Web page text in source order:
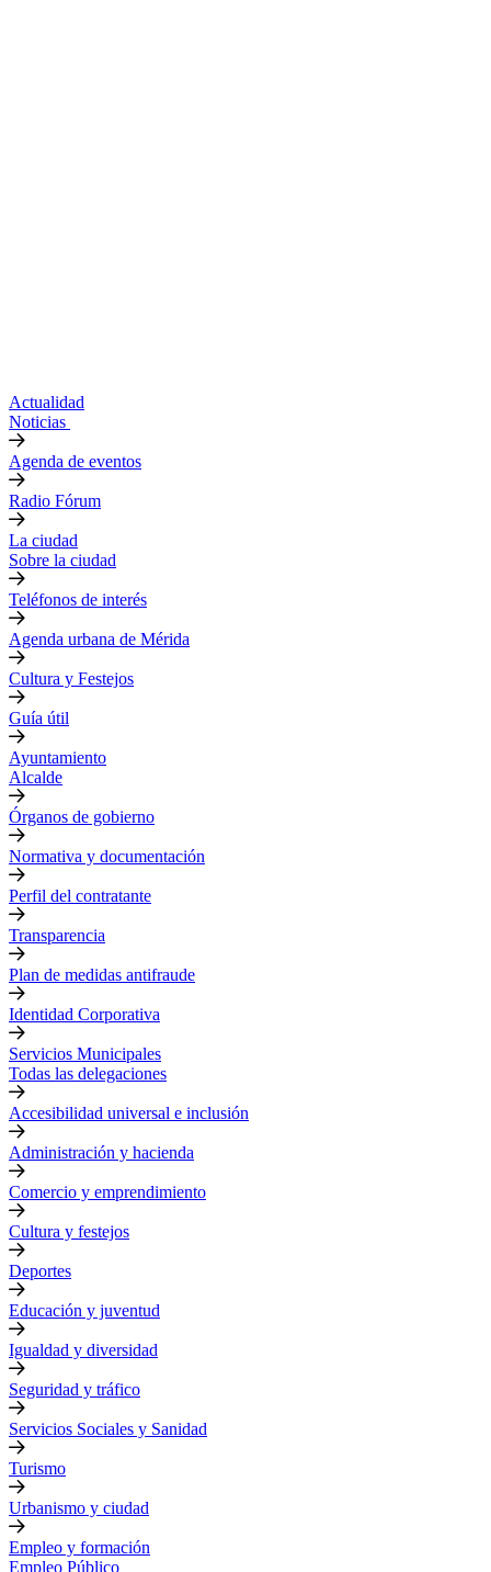
Actualidad
Noticias
Agenda de eventos
Radio Fórum
La ciudad
Sobre la ciudad
Teléfonos de interés
Agenda urbana de Mérida
Cultura y Festejos
Guía útil
Ayuntamiento
Alcalde
Órganos de gobierno
Normativa y documentación
Perfil del contratante
Transparencia
Plan de medidas antifraude
Identidad Corporativa
Servicios Municipales
Todas las delegaciones
Accesibilidad universal e inclusión
Administración y hacienda
Comercio y emprendimiento
Cultura y festejos
Deportes
Educación y juventud
Igualdad y diversidad
Seguridad y tráfico
Servicios Sociales y Sanidad
Turismo
Urbanismo y ciudad
Empleo y formación
Empleo Público